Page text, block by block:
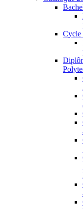
Cycle